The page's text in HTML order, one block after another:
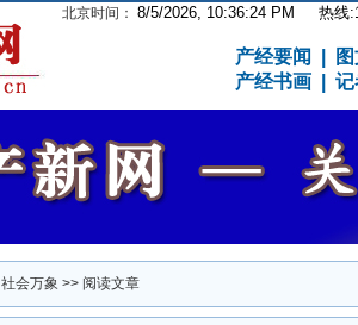
北京时间： 8/5/2026, 10:36:24 PM 热线
产经要闻
产经书画
记
社会万象 >> 阅读文章